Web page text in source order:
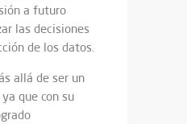
a futuro
las decisiones
de los datos.
allá de ser un
que con su